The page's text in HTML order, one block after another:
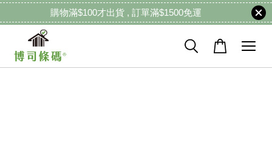
購物滿$100才出貨 , 訂單滿$1500免運